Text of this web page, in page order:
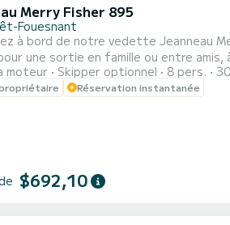
Merry Fisher 895
Fouesnant
à bord de notre vedette Jeanneau
une sortie en famille ou entre
8 personnes et vous emmener
un évier, un réfrigérateur, une
moteur Skipper optionnel 8 pers.
Réservation instantanée
$692,10